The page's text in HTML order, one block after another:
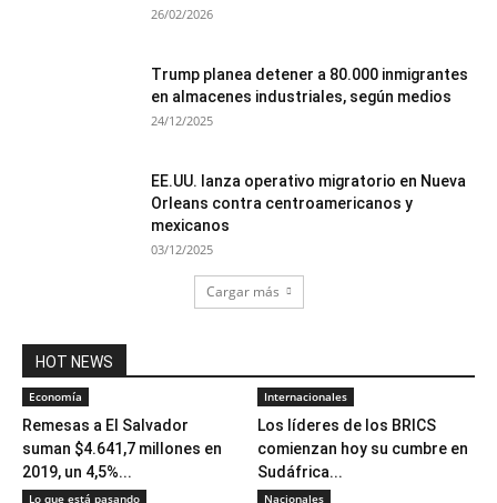
26/02/2026
Trump planea detener a 80.000 inmigrantes
en almacenes industriales, según medios
24/12/2025
EE.UU. lanza operativo migratorio en Nueva
Orleans contra centroamericanos y
mexicanos
03/12/2025
Cargar más
HOT NEWS
Economía
Remesas a El Salvador
suman $4.641,7 millones en
2019, un 4,5%...
Internacionales
Los líderes de los BRICS
comienzan hoy su cumbre en
Sudáfrica...
Lo que está pasando Nacionales